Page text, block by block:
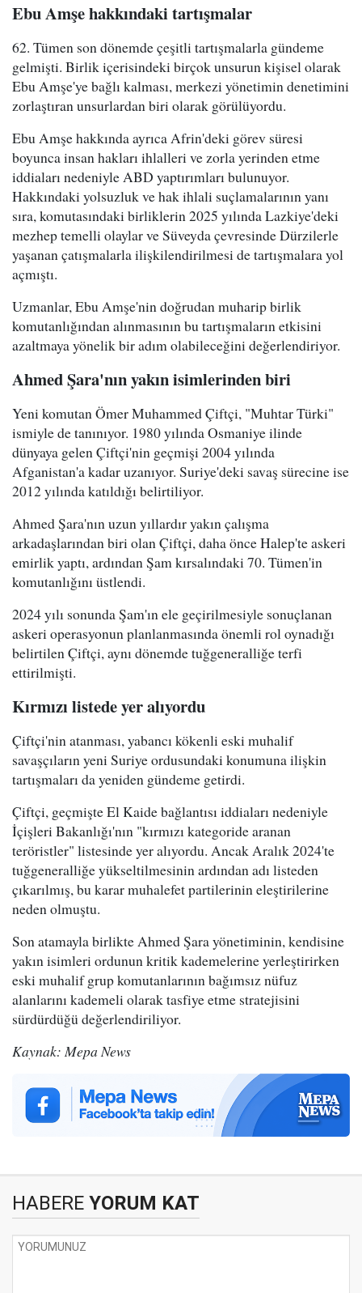
Ebu Amşe hakkındaki tartışmalar
62. Tümen son dönemde çeşitli tartışmalarla gündeme
gelmişti. Birlik içerisindeki birçok unsurun kişisel olarak
Ebu Amşe'ye bağlı kalması, merkezi yönetimin denetimini
zorlaştıran unsurlardan biri olarak görülüyordu.
Ebu Amşe hakkında ayrıca Afrin'deki görev süresi
boyunca insan hakları ihlalleri ve zorla yerinden etme
iddiaları nedeniyle ABD yaptırımları bulunuyor.
Hakkındaki yolsuzluk ve hak ihlali suçlamalarının yanı
sıra, komutasındaki birliklerin 2025 yılında Lazkiye'deki
mezhep temelli olaylar ve Süveyda çevresinde Dürzilerle
yaşanan çatışmalarla ilişkilendirilmesi de tartışmalara yol
açmıştı.
Uzmanlar, Ebu Amşe'nin doğrudan muharip birlik
komutanlığından alınmasının bu tartışmaların etkisini
azaltmaya yönelik bir adım olabileceğini değerlendiriyor.
Ahmed Şara'nın yakın isimlerinden biri
Yeni komutan Ömer Muhammed Çiftçi, "Muhtar Türki"
ismiyle de tanınıyor. 1980 yılında Osmaniye ilinde
dünyaya gelen Çiftçi'nin geçmişi 2004 yılında
Afganistan'a kadar uzanıyor. Suriye'deki savaş sürecine ise
2012 yılında katıldığı belirtiliyor.
Ahmed Şara'nın uzun yıllardır yakın çalışma
arkadaşlarından biri olan Çiftçi, daha önce Halep'te askeri
emirlik yaptı, ardından Şam kırsalındaki 70. Tümen'in
komutanlığını üstlendi.
2024 yılı sonunda Şam'ın ele geçirilmesiyle sonuçlanan
askeri operasyonun planlanmasında önemli rol oynadığı
belirtilen Çiftçi, aynı dönemde tuğgeneralliğe terfi
ettirilmişti.
Kırmızı listede yer alıyordu
Çiftçi'nin atanması, yabancı kökenli eski muhalif
savaşçıların yeni Suriye ordusundaki konumuna ilişkin
tartışmaları da yeniden gündeme getirdi.
Çiftçi, geçmişte El Kaide bağlantısı iddiaları nedeniyle
İçişleri Bakanlığı'nın "kırmızı kategoride aranan
teröristler" listesinde yer alıyordu. Ancak Aralık 2024'te
tuğgeneralliğe yükseltilmesinin ardından adı listeden
çıkarılmış, bu karar muhalefet partilerinin eleştirilerine
neden olmuştu.
Son atamayla birlikte Ahmed Şara yönetiminin, kendisine
yakın isimleri ordunun kritik kademelerine yerleştirirken
eski muhalif grup komutanlarının bağımsız nüfuz
alanlarını kademeli olarak tasfiye etme stratejisini
sürdürdüğü değerlendiriliyor.
Kaynak: Mepa News
HABERE YORUM KAT